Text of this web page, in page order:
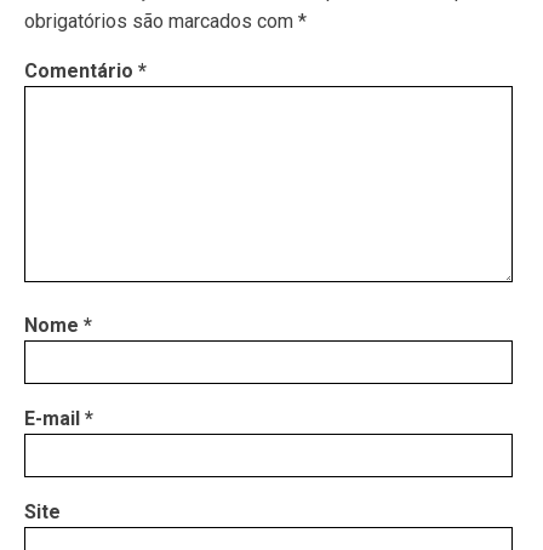
obrigatórios são marcados com *
Comentário *
Nome *
E-mail *
Site